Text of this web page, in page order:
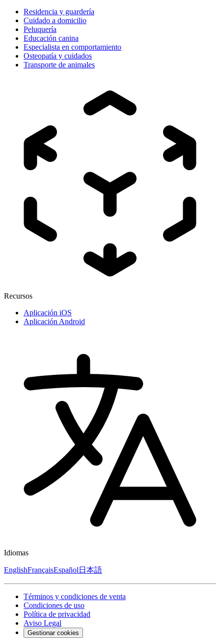
Residencia y guardería
Cuidado a domicilio
Peluquería
Educación canina
Especialista en comportamiento
Osteopatía y cuidados
Transporte de animales
Recursos
Aplicación iOS
Aplicación Android
Idiomas
EnglishFrançaisEspañol日本語
Términos y condiciones de venta
Condiciones de uso
Política de privacidad
Aviso Legal
Gestionar cookies